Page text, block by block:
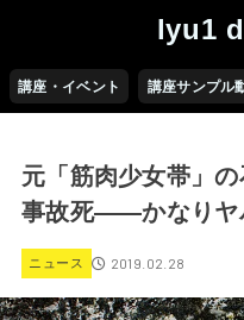
lyu1
講座・イベント 講座サンプル
元「筋肉少女帯」
事故死――かなりヤ
ニュース 2019.02.28